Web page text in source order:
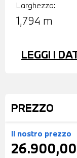
Larghezza:
1,794 m
LEGGI I
PREZZO
Il nostro prezzo